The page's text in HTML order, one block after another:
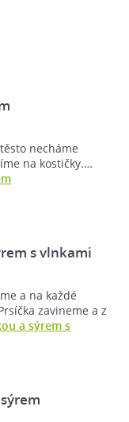
necháme
na kostičky.…
s vlnkami
a na každé
zavineme a z
a sýrem s